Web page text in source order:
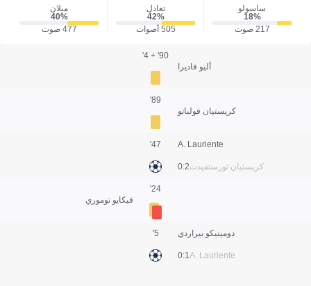
ساسولو
18‎%‎
217 صوت
تعادل
42‎%‎
505 أصوات
ميلان
40‎%‎
477 صوت
أليو فاديرا
90' + 4'
كريستيان فولباتو
89'
A. Lauriente
كريستيان ثورستفيدت2:0
47'
فيكايو توموري
24'
دومينيكو بيراردي
A. Lauriente
1:0
5'